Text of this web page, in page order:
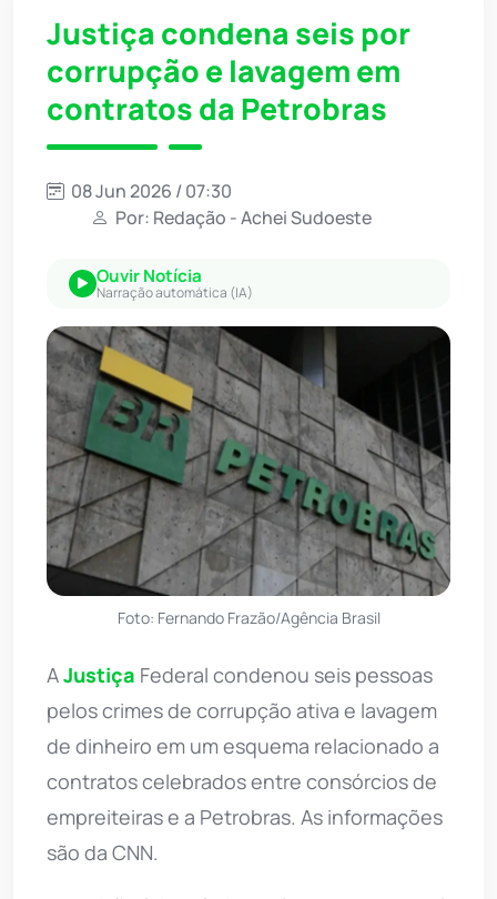
Justiça condena seis por
corrupção e lavagem em
contratos da Petrobras
08 Jun 2026 / 07:30
Por: Redação - Achei Sudoeste
Ouvir Notícia
Narração automática (IA)
Foto: Fernando Frazão/Agência Brasil
AJustiça Federal condenou seis pessoas
pelos crimes de corrupção ativa e lavagem
de dinheiro em um esquema relacionado a
contratos celebrados entre consórcios de
empreiteiras e a Petrobras. As informações
são da CNN.